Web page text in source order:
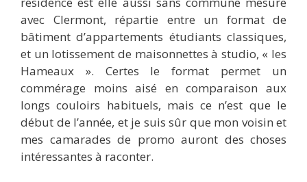
avec Clermont, répartie entre un format de
bâtiment d’appartements étudiants classiques,
et un lotissement de maisonnettes à studio, « les
Hameaux ». Certes le format permet un
commérage moins aisé en comparaison aux
longs couloirs habituels, mais ce n’est que le
début de l’année, et je suis sûr que mon voisin et
mes camarades de promo auront des choses
intéressantes à raconter.